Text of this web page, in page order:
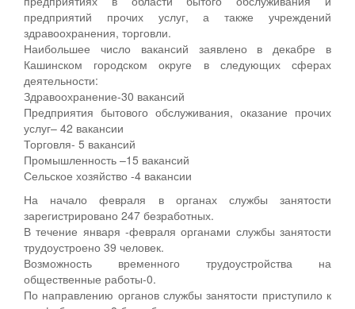
предприятий прочих услуг, а также учреждений
здравоохранения, торговли.
Наибольшее число вакансий заявлено в декабре в
Кашинском городском округе в следующих сферах
деятельности:
Здравоохранение-30 вакансий
Предприятия бытового обслуживания, оказание прочих
услуг– 42 вакансии
Торговля- 5 вакансий
Промышленность –15 вакансий
Сельское хозяйство -4 вакансии
На начало февраля в органах службы занятости
зарегистрировано 247 безработных.
В течение января -февраля органами службы занятости
трудоустроено 39 человек.
Возможность временного трудоустройства на
общественные работы-0.
По направлению органов службы занятости приступило к